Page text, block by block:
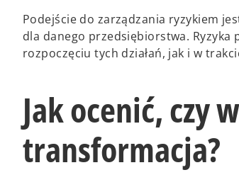
Podejście do zarządzania ryzykiem
dla danego przedsiębiorstwa.
rozpoczęciu tych działań, jak i w
Jak ocenić, czy
transformacja?